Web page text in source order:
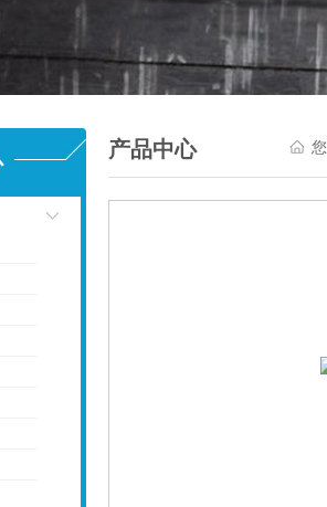
产品中心